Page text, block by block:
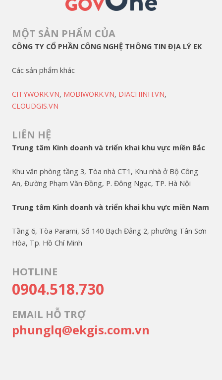
MỘT SẢN PHẨM CỦA
CÔNG TY CỔ PHẦN CÔNG NGHỆ THÔNG TIN ĐỊA LÝ EK
Các sản phẩm khác
CITYWORK.VN, MOBIWORK.VN, DIACHINH.VN,
CLOUDGIS.VN
LIÊN HỆ
Trung tâm Kinh doanh và triển khai khu vực miền Bắc
Khu văn phòng tầng 3, Tòa nhà CT1, Khu nhà ở Bộ Công
An, Đường Phạm Văn Đồng, P. Đông Ngạc, TP. Hà Nội
Trung tâm Kinh doanh và triển khai khu vực miền Nam
Tầng 6, Tòa Parami, Số 140 Bạch Đằng 2, phường Tân Sơn
Hòa, Tp. Hồ Chí Minh
HOTLINE
0904.518.730
EMAIL HỖ TRỢ
phunglq@ekgis.com.vn